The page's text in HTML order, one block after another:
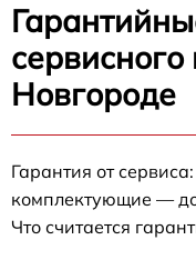
Новгороде
Гарантия от
комплектующие —
Что считается